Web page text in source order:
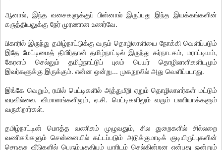
ஆனால், இந்த வசைகளுக்குப் பின்னால் இருப்பது இந்த இயக்கங்களின்
கருத்தியலுக்கு நேர் முரணான உணர்வே.
பிகாரில் இருந்து தமிழ்நாட்டுக்கு வரும் தொழிலாளியை நோக்கி வெளிப்படும்
இதே மேட்டிமைத் திமிர்தான் தமிழ்நாட்டில் இருந்து கர்நாடகம், மராட்டியம்,
கேரளம் செல்லும் தமிழ்நாட்டுப் புலம் பெயர் தொழிலாளிகளிடமும்
இவர்களுக்கு இருக்கும். என்ன ஒன்று... முகநூலில் அது வெளிப்படாது.
இங்கே வெறும், ரயில் பெட்டிகளில் அத்துமீறி ஏறும் தொழிலாளர்கள் மட்டும்
வரவில்லை. விமானங்களிலும், ஏ.சி. பெட்டிகளிலும் வரும் பணியாக்களும்
வருகிறார்கள்.
தமிழ்நாட்டின் மொத்த வணிகம் முழுவதும், சில துறைகளில் சில்லறை
வணிகங்களும் சென்னையில் கட்டப்படும் அடுக்குமாடிக் குடியிருப்புகளின்
சொகுசு வீடுகளில் பெரும்பகுதியும் யாரிடம் செல்கின்றன என்பது ஒன்றும்